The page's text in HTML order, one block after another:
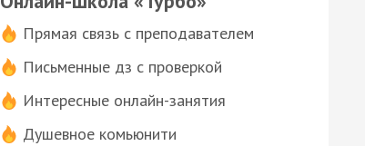
Прямая связь с преподавателем
Письменные дз с проверкой
Интересные онлайн-занятия
Душевное комьюнити